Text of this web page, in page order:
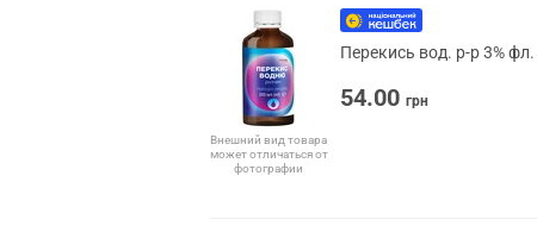
Внешний вид товара
может отличаться от
фотографии
Перекись вод. р-р 3%
54.00 грн